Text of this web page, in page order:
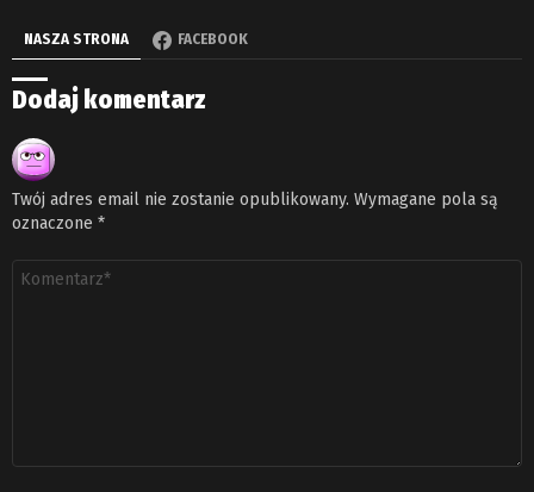
NASZA STRONA FACEBOOK
Dodaj komentarz
Twój adres email nie zostanie opublikowany. Wymagane pola są
oznaczone *
Komentarz